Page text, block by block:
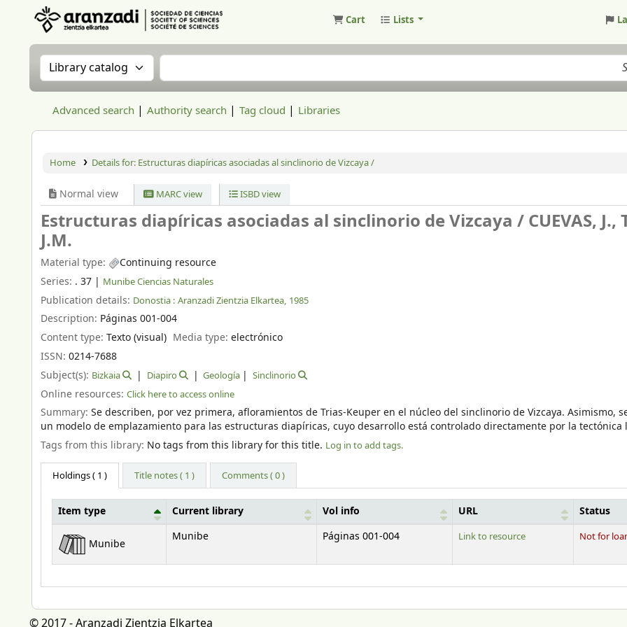
Cart Lists
Search the catalog by:Search the catalog
Advanced search Authority search Tag cloud Libraries
Home Details for: Estructuras diapíricas asociadas al sinclinorio de Vizcaya /
Normal view MARC view ISBD view
Estructuras diapíricas asociadas al sinclinorio de Vizcaya /CUEVAS, J.,
J.M.
Material type:
Continuing resource
Series: . 37 | Munibe Ciencias Naturales
Publication details: Donostia : Aranzadi Zientzia Elkartea, 1985
Description: Páginas 001-004
Content type: Texto (visual) Media type:electrónico
ISSN: 0214-7688
Subject(s): Bizkaia Diapiro Geología Sinclinorio
Online resources: Click here to access online
Summary: Se describen, por vez primera, afloramientos de Trias-Keuper en el núcleo del sinclinorio de Vizcaya. Asimismo,
un modelo de emplazamiento para las estructuras diapíricas, cuyo desarrollo está controlado directamente por la tectónica
Tags from this library: No tags from this library for this title. Log in to add tags.
Holdings( 1 ) Title notes ( 1 ) Comments ( 0 )
Holdings
Item type Current library Vol info URL Status
Munibe
Munibe Páginas 001-004 Link to resource Not for